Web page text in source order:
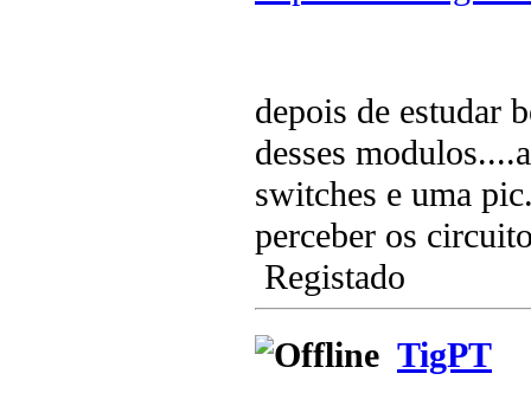
depois de estudar
desses
switches e uma
perceber os
Registado
TigPT